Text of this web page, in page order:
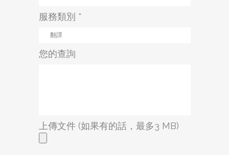
服務類別 *
您的查詢
上傳文件 (如果有的話，最多3 MB)